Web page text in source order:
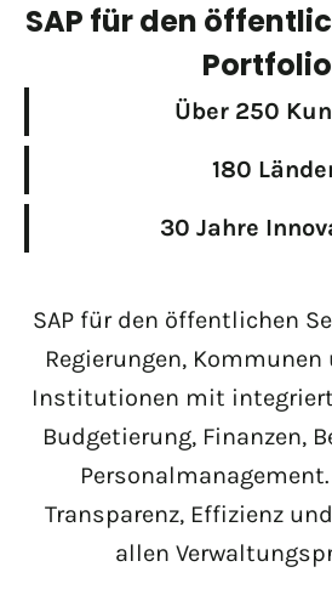
SAP für den
Über 250
180
30 Jahre
SAP für den öffentlichen
Regierungen,
Institutionen mit
Budgetierung, Finanzen,
Transparenz, Effizienz
allen